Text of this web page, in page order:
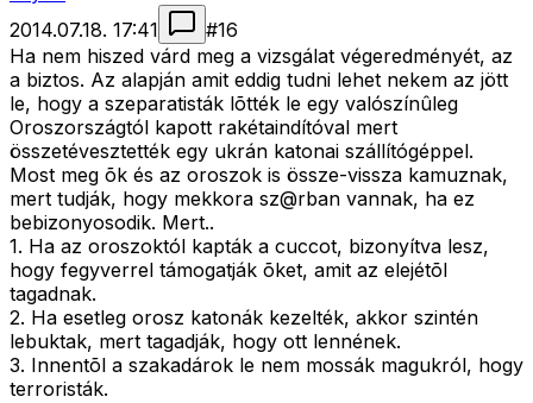
2014.07.18. 17:41
#16
Ha nem hiszed várd meg a vizsgálat végeredményét, az
a biztos. Az alapján amit eddig tudni lehet nekem az jött
le, hogy a szeparatisták lõtték le egy valószínûleg
Oroszországtól kapott rakétaindítóval mert
összetévesztették egy ukrán katonai szállítógéppel.
Most meg õk és az oroszok is össze-vissza kamuznak,
mert tudják, hogy mekkora sz@rban vannak, ha ez
bebizonyosodik. Mert..
1. Ha az oroszoktól kapták a cuccot, bizonyítva lesz,
hogy fegyverrel támogatják õket, amit az elejétõl
tagadnak.
2. Ha esetleg orosz katonák kezelték, akkor szintén
lebuktak, mert tagadják, hogy ott lennének.
3. Innentõl a szakadárok le nem mossák magukról, hogy
terroristák.